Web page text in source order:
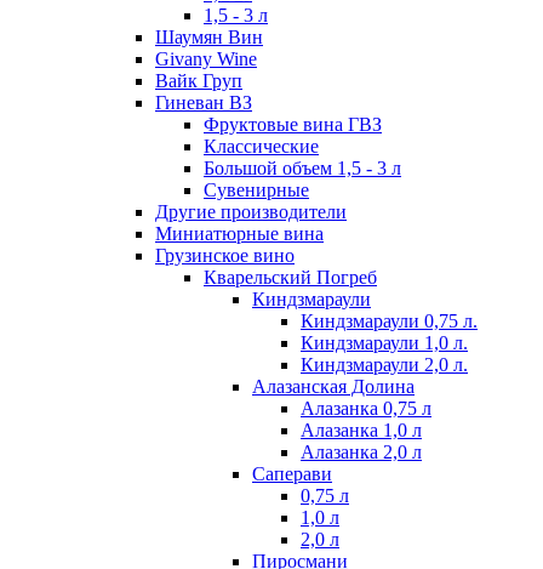
1,5 - 3 л
Шаумян Вин
Givany Wine
Вайк Груп
Гиневан ВЗ
Фруктовые вина ГВЗ
Классические
Большой объем 1,5 - 3 л
Сувенирные
Другие производители
Миниатюрные вина
Грузинское вино
Кварельский Погреб
Киндзмараули
Киндзмараули 0,75 л.
Киндзмараули 1,0 л.
Киндзмараули 2,0 л.
Алазанская Долина
Алазанка 0,75 л
Алазанка 1,0 л
Алазанка 2,0 л
Саперави
0,75 л
1,0 л
2,0 л
Пиросмани